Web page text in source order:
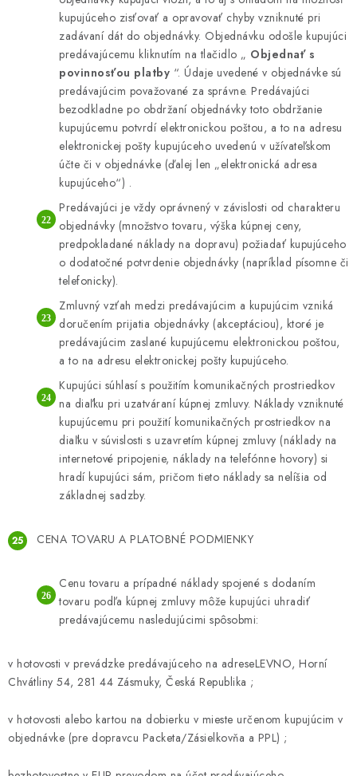
kupujúceho zisťovať a opravovať chyby vzniknuté pri
zadávaní dát do objednávky. Objednávku odošle kupujúci
predávajúcemu kliknutím na tlačidlo „ Objednať s
povinnosťou platby “. Údaje uvedené v objednávke sú
predávajúcim považované za správne. Predávajúci
bezodkladne po obdržaní objednávky toto obdržanie
kupujúcemu potvrdí elektronickou poštou, a to na adresu
elektronickej pošty kupujúceho uvedenú v užívateľskom
účte či v objednávke (ďalej len „elektronická adresa
kupujúceho“) .
Predávajúci je vždy oprávnený v závislosti od charakteru
objednávky (množstvo tovaru, výška kúpnej ceny,
predpokladané náklady na dopravu) požiadať kupujúceho
o dodatočné potvrdenie objednávky (napríklad písomne či
telefonicky).
Zmluvný vzťah medzi predávajúcim a kupujúcim vzniká
doručením prijatia objednávky (akceptáciou), ktoré je
predávajúcim zaslané kupujúcemu elektronickou poštou,
a to na adresu elektronickej pošty kupujúceho.
Kupujúci súhlasí s použitím komunikačných prostriedkov
na diaľku pri uzatváraní kúpnej zmluvy. Náklady vzniknuté
kupujúcemu pri použití komunikačných prostriedkov na
diaľku v súvislosti s uzavretím kúpnej zmluvy (náklady na
internetové pripojenie, náklady na telefónne hovory) si
hradí kupujúci sám, pričom tieto náklady sa nelíšia od
základnej sadzby.
CENA TOVARU A PLATOBNÉ PODMIENKY
Cenu tovaru a prípadné náklady spojené s dodaním
tovaru podľa kúpnej zmluvy môže kupujúci uhradiť
predávajúcemu nasledujúcimi spôsobmi:
v hotovosti v prevádzke predávajúceho na adreseLEVNO, Horní
Chvátliny 54, 281 44 Zásmuky, Česká Republika ;
v hotovosti alebo kartou na dobierku v mieste určenom kupujúcim v
objednávke (pre dopravcu Packeta/Zásielkovňa a PPL) ;